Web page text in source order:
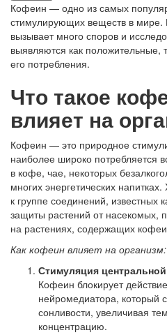
Кофеин — одно из самых
стимулирующих веществ в мире.
вызывает много споров и
выявляются как положительные,
его потребления.
Что такое
влияет на
Кофеин — это природное
наиболее широко потребляется
в кофе, чае, некоторых
многих энергетических
к группе соединений, известных
защиты растений от насекомых,
на растениях, содержащих
Как кофеин влияет на организм:
Стимуляция
Кофеин блокирует
нейромедиатора, который
сонливости, увеличивая
концентрацию.